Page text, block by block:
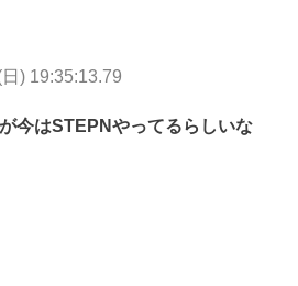
) 19:35:13.79
今はSTEPNやってるらしいな